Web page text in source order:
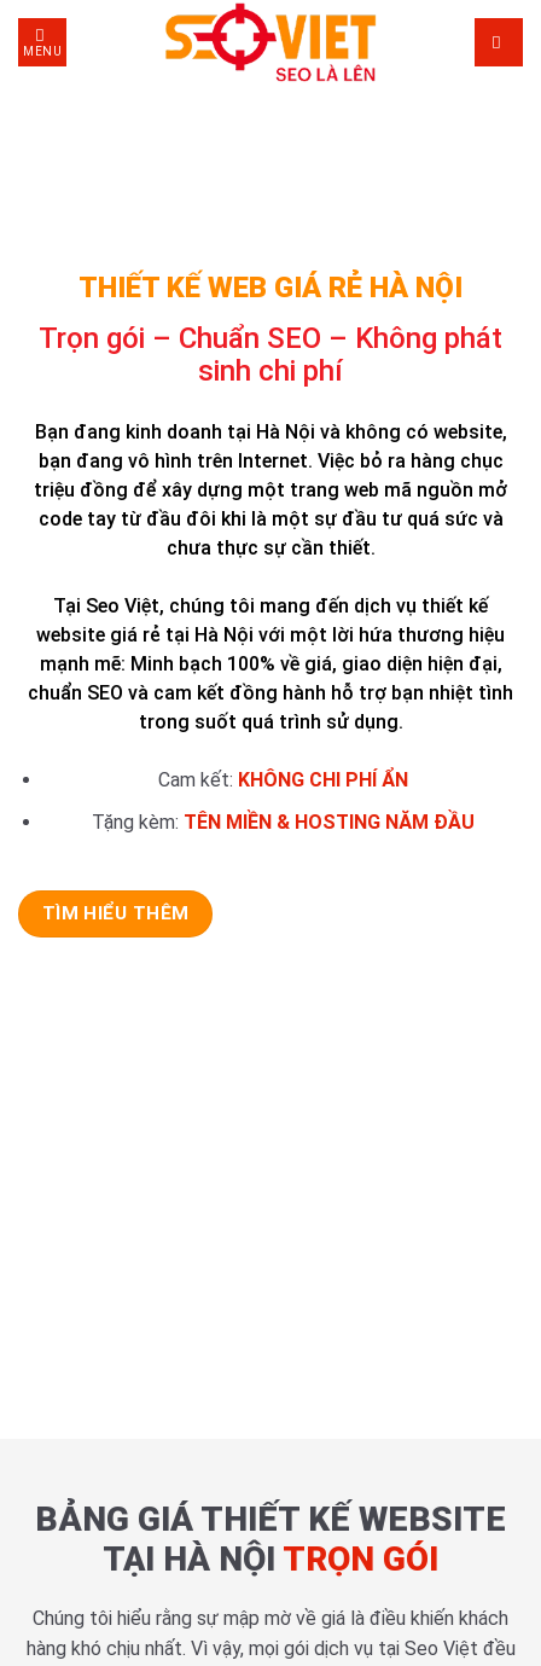
Skip
MENU
THIẾT KẾ WEB GIÁ RẺ HÀ NỘI
Trọn gói – Chuẩn SEO – Không phát
sinh chi phí
Bạn đang kinh doanh tại Hà Nội và không có website,
bạn đang vô hình trên Internet. Việc bỏ ra hàng chục
triệu đồng để xây dựng một trang web mã nguồn mở
code tay từ đầu đôi khi là một sự đầu tư quá sức và
chưa thực sự cần thiết.
Tại Seo Việt, chúng tôi mang đến dịch vụ thiết kế
website giá rẻ tại Hà Nội với một lời hứa thương hiệu
mạnh mẽ: Minh bạch 100% về giá, giao diện hiện đại,
chuẩn SEO và cam kết đồng hành hỗ trợ bạn nhiệt tình
trong suốt quá trình sử dụng.
Cam kết: KHÔNG CHI PHÍ ẨN
Tặng kèm: TÊN MIỀN & HOSTING NĂM ĐẦU
TÌM HIỂU THÊM
BẢNG GIÁ THIẾT KẾ WEBSITE
TẠI HÀ NỘI TRỌN GÓI
Chúng tôi hiểu rằng sự mập mờ về giá là điều khiến khách
hàng khó chịu nhất. Vì vậy, mọi gói dịch vụ tại Seo Việt đều